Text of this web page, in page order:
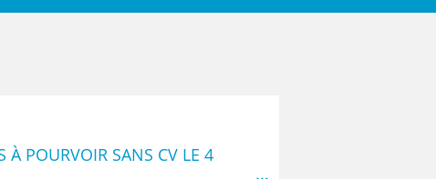
À POURVOIR SANS CV LE 4